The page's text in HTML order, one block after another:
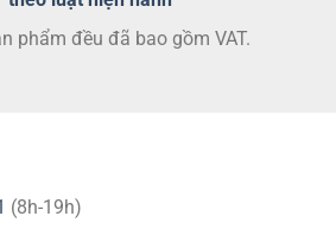
phẩm đều đã bao gồm VAT.
(8h-19h)